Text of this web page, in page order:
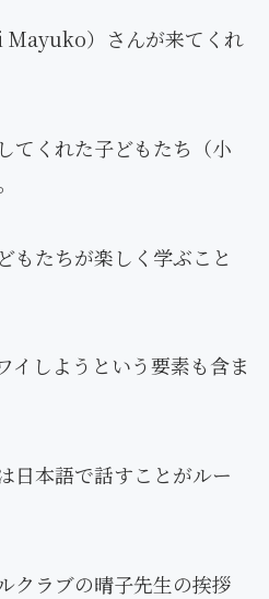
Mayuko）さんが来てくれ
てくれた子どもたち（小
もたちが楽しく学ぶこと
イしようという要素も含ま
日本語で話すことがルー
クラブの晴子先生の挨拶